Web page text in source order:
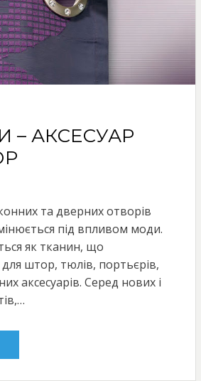
– АКСЕСУАР
та дверних отворів
під впливом моди.
як тканин, що
штор, тюлів, портьєрів,
аксесуарів. Серед нових і